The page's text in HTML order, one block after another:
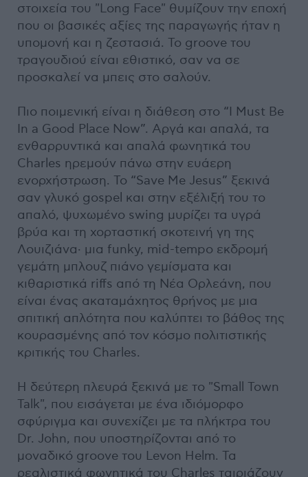
στοιχεία του "Long Face" θυμίζουν την εποχή
που οι βασικές αξίες της παραγωγής ήταν η
υπομονή και η ζεστασιά. Το groove του
τραγουδιού είναι εθιστικό, σαν να σε
προσκαλεί να μπεις στο σαλούν.
Πιο ποιμενική είναι η διάθεση στο “I Must Be
In a Good Place Now”. Αργά και απαλά, τα
ενθαρρυντικά και απαλά φωνητικά του
Charles ηρεμούν πάνω στην ευάερη
ενορχήστρωση. Το “Save Me Jesus” ξεκινά
σαν γλυκό gospel και στην εξέλιξή του το
απαλό, ψυχωμένο swing μυρίζει τα υγρά
βρύα και τη χορταστική σκοτεινή γη της
Λουιζιάνα∙ μια funky, mid-tempo εκδρομή
γεμάτη μπλουζ πιάνο γεμίσματα και
κιθαριστικά riffs από τη Νέα Ορλεάνη, που
είναι ένας ακαταμάχητος θρήνος με μια
σπιτική απλότητα που καλύπτει το βάθος της
κουρασμένης από τον κόσμο πολιτιστικής
κριτικής του Charles.
Η δεύτερη πλευρά ξεκινά με το "Small Town
Talk", που εισάγεται με ένα ιδιόμορφο
σφύριγμα και συνεχίζει με τα πλήκτρα του
Dr. John, που υποστηρίζονται από το
μοναδικό groove του Levon Helm. Τα
ρεαλιστικά φωνητικά του Charles ταιριάζουν